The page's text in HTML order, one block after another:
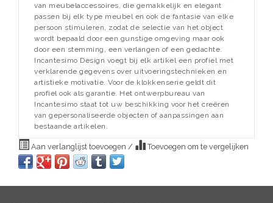
van meubelaccessoires, die gemakkelijk en elegant
passen bij elk type meubel en ook de fantasie van elke
persoon stimuleren, zodat de selectie van het object
wordt bepaald door een gunstige omgeving maar ook
door een stemming, een verlangen of een gedachte.
Incantesimo Design voegt bij elk artikel een profiel met
verklarende gegevens over uitvoeringstechnieken en
artistieke motivatie. Voor de klokkenserie geldt dit
profiel ook als garantie. Het ontwerpbureau van
Incantesimo staat tot uw beschikking voor het creëren
van gepersonaliseerde objecten of aanpassingen aan
bestaande artikelen.
Aan verlanglijst toevoegen / Toevoegen om te vergelijken